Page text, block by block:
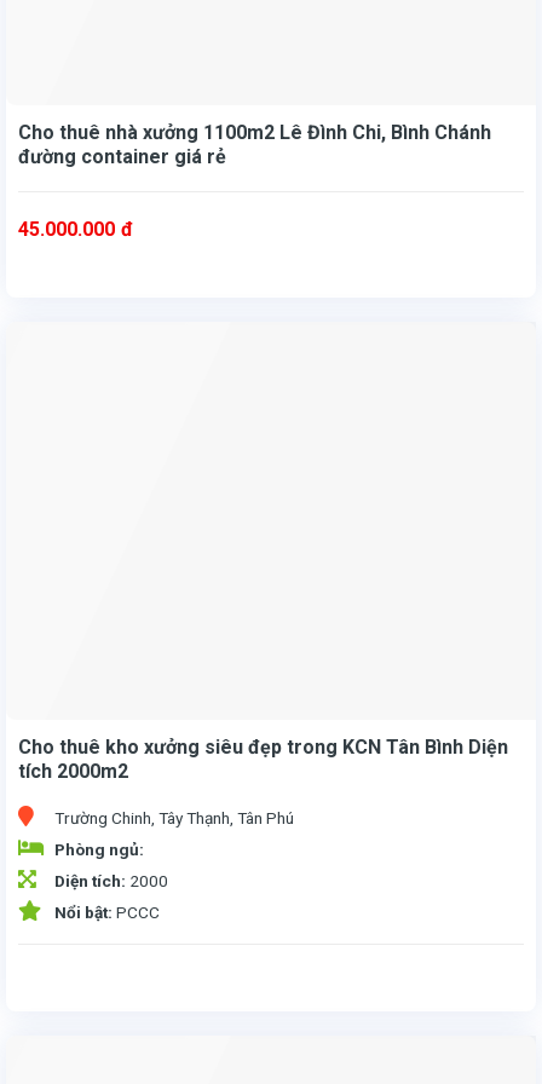
Cho thuê nhà xưởng 1100m2 Lê Đình Chi, Bình Chánh
đường container giá rẻ
45.000.000 đ
Cho thuê kho xưởng siêu đẹp trong KCN Tân Bình Diện
tích 2000m2
Trường Chinh, Tây Thạnh, Tân Phú
Phòng ngủ:
Diện tích: 2000
Nổi bật: PCCC